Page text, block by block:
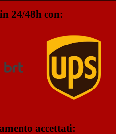
24/48h con:
accettati: